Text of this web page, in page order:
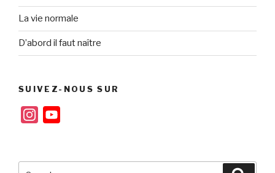
La vie normale
D’abord il faut naître
SUIVEZ-NOUS SUR
t
T